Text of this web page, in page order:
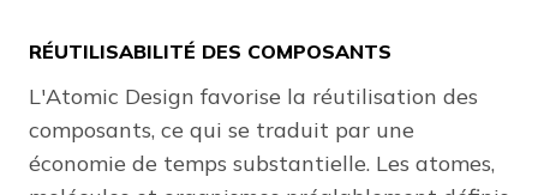
RÉUTILISABILITÉ DES COMPOSANTS
L'Atomic Design favorise la réutilisation des
composants, ce qui se traduit par une
économie de temps substantielle. Les atomes,